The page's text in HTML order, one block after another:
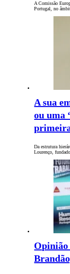
A Comissão
Portugal, no
A sua
ou uma
Da estrutura
Lourenço,